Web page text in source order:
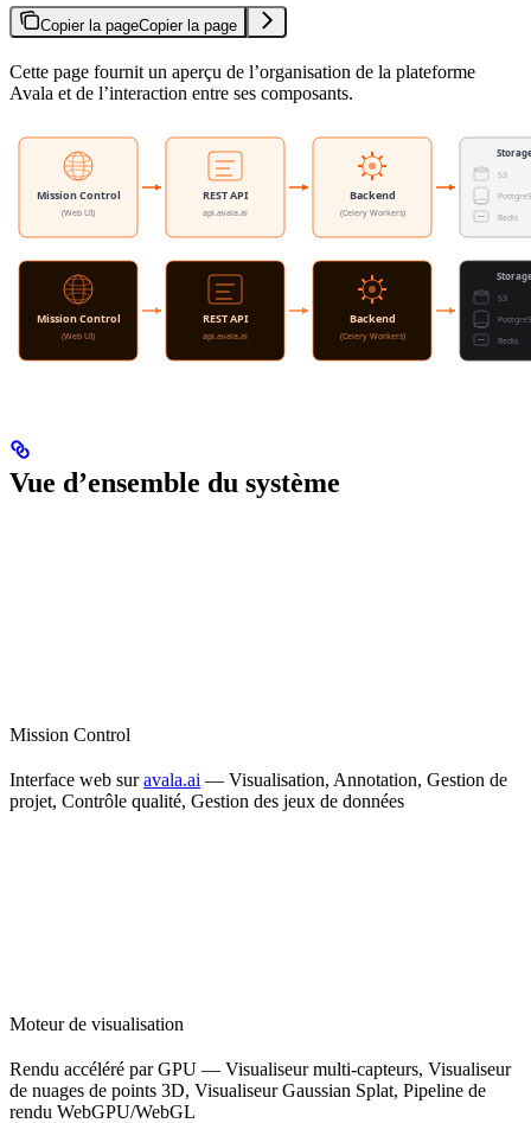
Copier la pageCopier la page
Cette page fournit un aperçu de l’organisation de la plateforme
Avala et de l’interaction entre ses composants.
Vue d’ensemble du système
Mission Control
Interface web suravala.ai — Visualisation, Annotation, Gestion de
projet, Contrôle qualité, Gestion des jeux de données
Moteur de visualisation
Rendu accéléré par GPU — Visualiseur multi-capteurs, Visualiseur
de nuages de points 3D, Visualiseur Gaussian Splat, Pipeline de
rendu WebGPU/WebGL